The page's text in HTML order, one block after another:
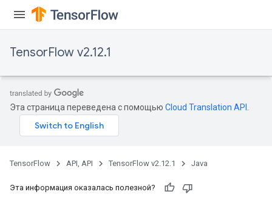
TensorFlow v2.12.1
Эта страница переведена с помощью Cloud Translation API
TensorFlow API, API TensorFlow v2.12.1 Java
Эта информация оказалась полезной?